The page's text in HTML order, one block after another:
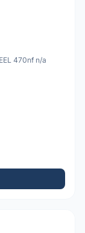
470nf n/a